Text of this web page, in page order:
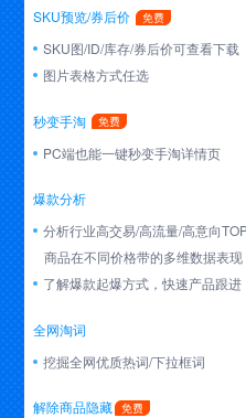
SKU预览/券后价
SKU图/ID/库存/券后价可查看下载
图片表格方式任选
秒变手淘
PC端也能一键秒变手淘详情页
爆款分析
分析行业高交易/高流量/高意向
商品在不同价格带的多维数据表现
了解爆款起爆方式，快速产品跟进
全网淘词
挖掘全网优质热词/下拉框词
解除商品隐藏